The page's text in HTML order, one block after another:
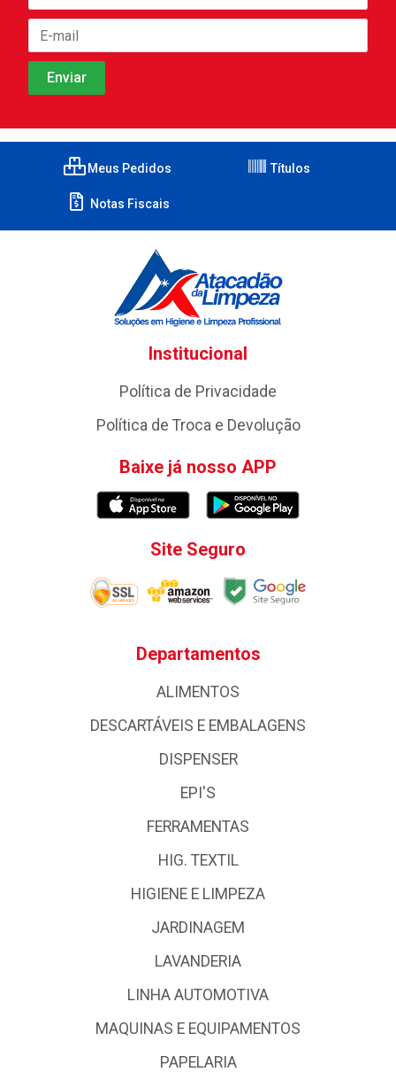
Meus Pedidos Títulos
Notas Fiscais
Institucional
Política de Privacidade
Política de Troca e Devolução
Baixe já nosso APP
Site Seguro
Departamentos
ALIMENTOS
DESCARTÁVEIS E EMBALAGENS
DISPENSER
EPI'S
FERRAMENTAS
HIG. TEXTIL
HIGIENE E LIMPEZA
JARDINAGEM
LAVANDERIA
LINHA AUTOMOTIVA
MAQUINAS E EQUIPAMENTOS
PAPELARIA